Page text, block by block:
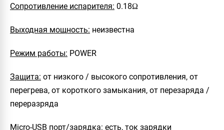
Сопротивление испарителя: 0.18Ω
Выходная мощность: неизвестна
Режим работы: POWER
Защита: от низкого / высокого сопротивления, от
перегрева, от короткого замыкания, от перезаряда /
переразряда
Micro-USB порт/зарядка: есть, ток зарядки